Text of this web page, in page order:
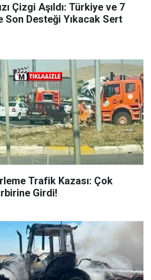
Çizgi Aşıldı: Türkiye ve 7
Son Desteği Yıkacak Sert
Trafik Kazası: Çok
Girdi!